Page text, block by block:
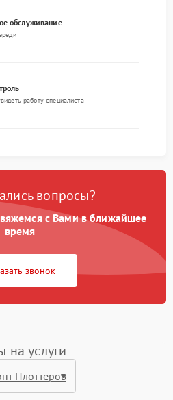
обслуживание
работу специалиста
вопросы?
с Вами в ближайшее
время
звонок
на услуги